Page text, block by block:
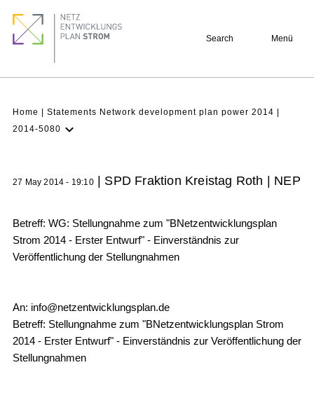
main
Search Menü
Breadcrumb
Home
Statements Network development plan power 2014
2014-5080
Archive
27 May 2014 - 19:10 | SPD Fraktion Kreistag Roth | NEP
Betreff: WG: Stellungnahme zum "BNetzentwicklungsplan
Strom 2014 - Erster Entwurf" - Einverständnis zur
Veröffentlichung der Stellungnahmen
An: info@netzentwicklungsplan.de
Betreff: Stellungnahme zum "BNetzentwicklungsplan Strom
2014 - Erster Entwurf" - Einverständnis zur Veröffentlichung der
Stellungnahmen
quick
links